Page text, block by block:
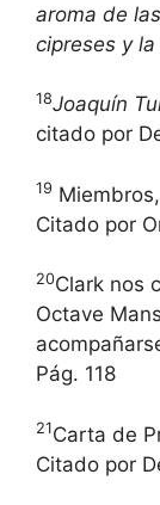
aroma de
cipreses y
18Joaquín
citado por
19
Citado por
20Clark nos
Octave
Pág. 118
21Carta de
Citado por